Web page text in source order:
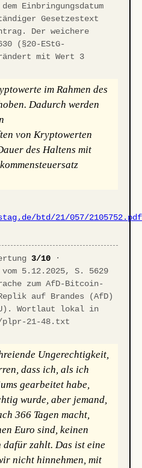
Einbringungsdatum
Gesetzestext
Der weichere
(§20-EStG-
mit Wert 3
im Rahmen des
Dadurch werden
von Kryptowerten
des Haltens mit
btd/21/057/2105752.pdf
3/10 ·
5.12.2025, S. 5629
zum AfD-Bitcoin-
auf Brandes (AfD)
Wortlaut lokal in
plpr-21-48.txt
Ungerechtigkeit,
dass ich, als ich
gearbeitet habe,
wurde, aber jemand,
366 Tagen macht,
Euro sind, keinen
dafür zahlt. Das ist eine
nicht hinnehmen, mit